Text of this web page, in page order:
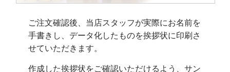
ご注文確認後、当店スタッフが実際にお名前を
手書きし、データ化したものを挨拶状に印刷さ
せていただきます。
作成した挨拶状をご確認いただけるよう、サン